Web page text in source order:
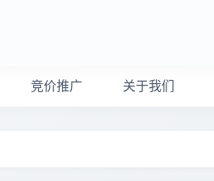
竞价推广 关于我们